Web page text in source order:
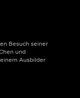
Besuch seiner
und
Ausbilder